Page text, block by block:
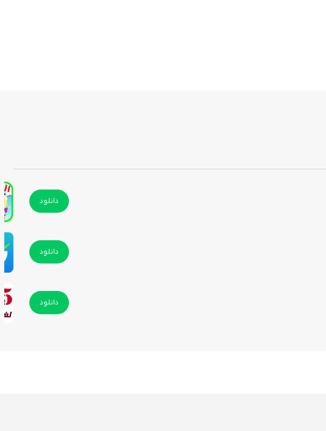
دانلود
دانلود
دانلود